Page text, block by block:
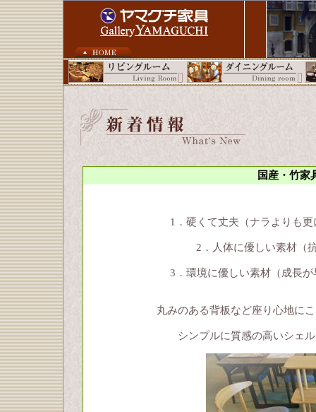
国産・竹家
1．硬くて丈夫（ナラよりも
2．人体に優しい素材（
3．環境に優しい素材（成長
丸みのある背板など座り心地に
シンプルに質感の高いシェ